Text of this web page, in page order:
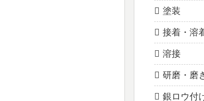
塗装
接着・溶
溶接
研磨・磨
銀ロウ付